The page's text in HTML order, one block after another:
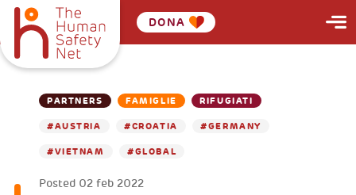
DONA
PARTNERS FAMIGLIE RIFUGIATI
#AUSTRIA #CROATIA #GERMANY
#VIETNAM #GLOBAL
Posted 02 feb 2022